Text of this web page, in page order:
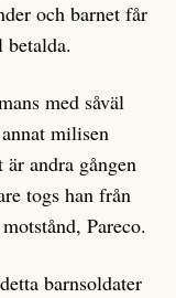
och barnet får
betalda.
med såväl
milisen
andra gången
togs han från
Pareco.
barnsoldater